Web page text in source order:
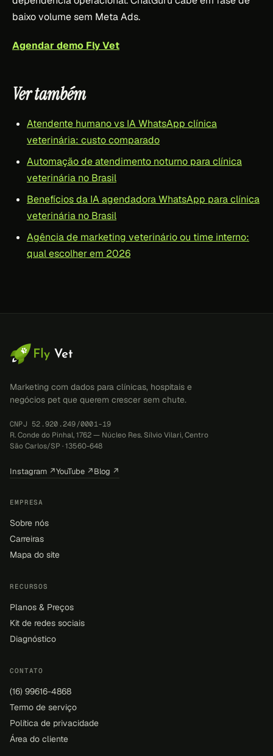
baixo volume sem Meta Ads.
Agendar demo Fly Vet
Ver também
Atendente humano vs IA WhatsApp clínica
veterinária: custo comparado
Automação de atendimento noturno para clínica
veterinária no Brasil
Benefícios da IA agendadora WhatsApp para clínica
veterinária no Brasil
Agência de marketing veterinário ou time interno:
qual escolher em 2026
Marketing com dados para clínicas, hospitais e
negócios pet que querem crescer sem chute.
CNPJ 52.920.249/0001-19
R. Conde do Pinhal, 1762 — Núcleo Res. Sílvio Vilari, Centro
São Carlos/SP · 13560-648
Instagram ↗YouTube ↗Blog ↗
EMPRESA
Sobre nós
Carreiras
Mapa do site
RECURSOS
Planos & Preços
Kit de redes sociais
Diagnóstico
CONTATO
(16) 99616-4868
Termo de serviço
Política de privacidade
Área do cliente